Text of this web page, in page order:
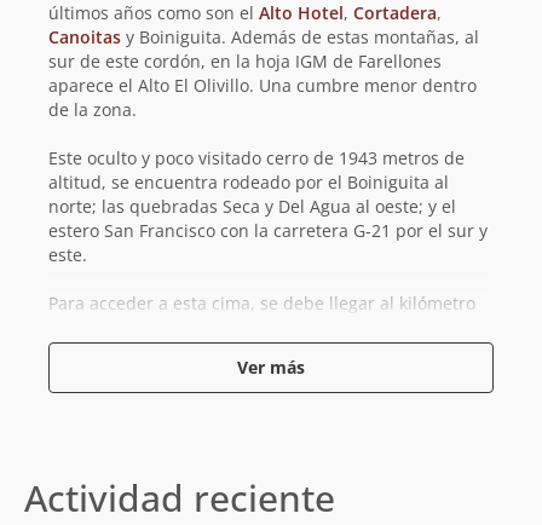
últimos años como son el Alto Hotel, Cortadera,
Canoitas y Boiniguita. Además de estas montañas, al
sur de este cordón, en la hoja IGM de Farellones
aparece el Alto El Olivillo. Una cumbre menor dentro
de la zona.
Este oculto y poco visitado cerro de 1943 metros de
altitud, se encuentra rodeado por el Boiniguita al
norte; las quebradas Seca y Del Agua al oeste; y el
estero San Francisco con la carretera G-21 por el sur y
este.
Para acceder a esta cima, se debe llegar al kilómetro
Donde, al costado izquierdo de la calle, aparece un
camino utilizado por cortadores de leña, a pocos
metros del puente Lilen. Desde allí, la ruta por su cara
que se gana altura, donde se podrá observar de cerca
Ver más
Actividad reciente